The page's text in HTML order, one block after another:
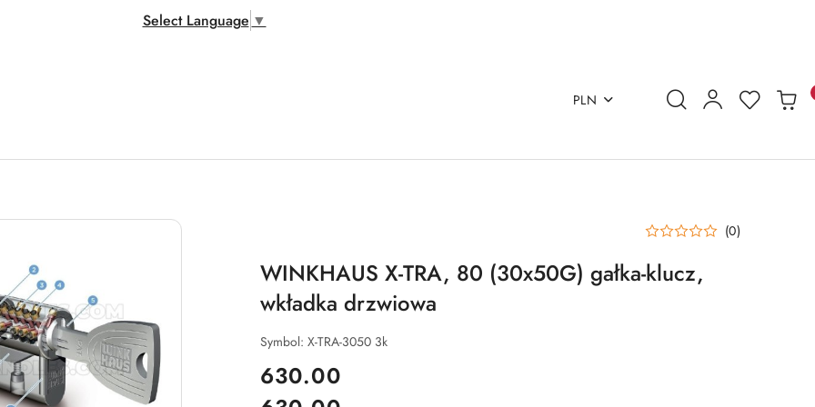
Select Language ▼
PLN
(0)
WINKHAUS X-TRA, 80 (30x50G) gałka-klucz,
wkładka drzwiowa
Symbol: X-TRA-3050 3k
cena:
630.00